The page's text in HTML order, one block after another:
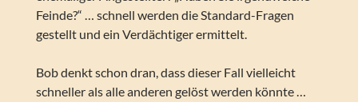
Feinde?“ … schnell werden die Standard-Fragen
gestellt und ein Verdächtiger ermittelt.
Bob denkt schon dran, dass dieser Fall vielleicht
schneller als alle anderen gelöst werden könnte …